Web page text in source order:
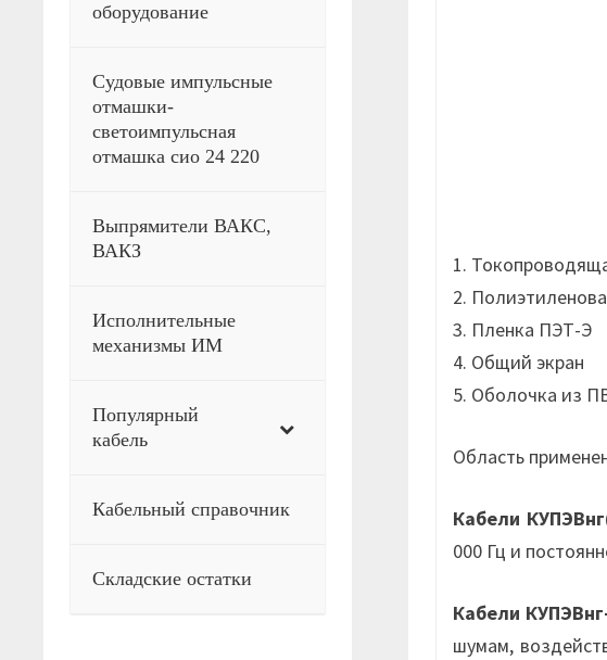
1.
2.
3. Пленка ПЭТ-Э
4. Общий экран
5. Оболочка из
Область
Кабели
000 Гц и
Кабели
шумам,
оборудование
Судовые импульсные
отмашки-
светоимпульсная
отмашка сио 24 220
Выпрямители ВАКС,
ВАКЗ
Исполнительные
механизмы ИМ
Популярный
кабель
Кабельный справочник
Складские остатки